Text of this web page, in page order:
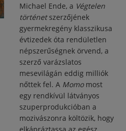
Michael Ende, a Végtelen
történetszerzőjének
gyermekregény klasszikusa
évtizedek óta rendületlen
népszerűségnek örvend, a
szerző varázslatos
mesevilágán eddig milliók
nőttek fel. A Momo most
egy rendkívül látványos
szuperprodukcióban a
mozivászonra költözik, hogy